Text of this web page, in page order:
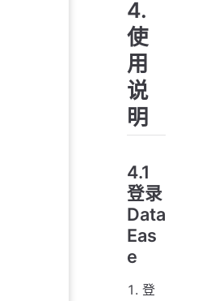
4.
使
用
说
明
4.1
登录
Data
Eas
e
登